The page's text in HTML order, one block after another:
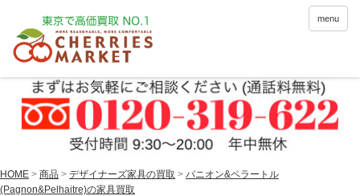
menu
HOME > 商品 > デザイナーズ家具の買取 > パニオン&ペラートル
(Pagnon&Pelhaitre)の家具買取